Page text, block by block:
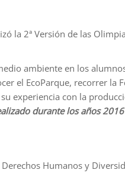
la 2ª Versión de las
ambiente en los
el EcoParque, recorrer la
experiencia con la
durante los años
Humanos y